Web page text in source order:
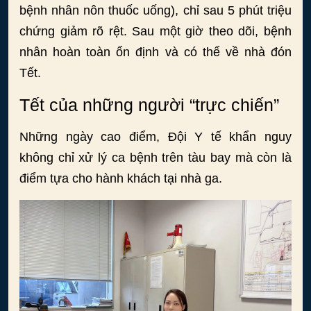
bệnh nhân nôn thuốc uống), chỉ sau 5 phút triệu
chứng giảm rõ rệt. Sau một giờ theo dõi, bệnh
nhân hoàn toàn ổn định và có thể về nhà đón
Tết.
Tết của những người “trực chiến”
Những ngày cao điểm, Đội Y tế khẩn nguy
không chỉ xử lý ca bệnh trên tàu bay mà còn là
điểm tựa cho hành khách tại nhà ga.